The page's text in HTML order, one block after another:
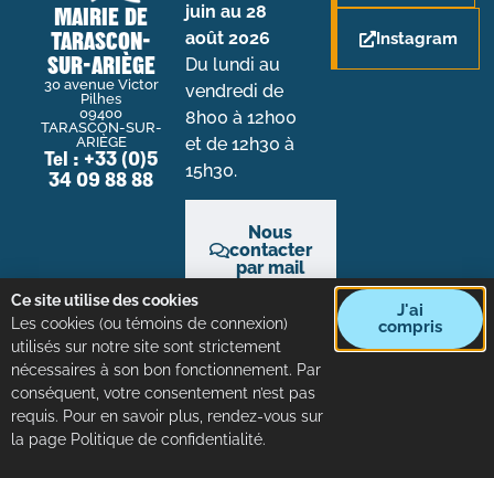
MAIRIE DE
TARASCON-
SUR-ARIÈGE
30 avenue Victor
Pilhes
09400
TARASCON-SUR-
ARIÈGE
Tel : +33 (0)5
34 09 88 88
juin au 28
août 2026
Du lundi au
vendredi de
8h00 à 12h00
et de 12h30 à
15h30.
Nous
contacter
par mail
Instagram
ACCUEIL PLAN DU SITE
MENTIONS LÉGALES
CONFIDENTIALITÉ
Réalisation et mise à jour Mairie de Tarascon-sur-Ariège
Ce site utilise des cookies
Les cookies (ou témoins de connexion)
utilisés sur notre site sont strictement
nécessaires à son bon fonctionnement. Par
conséquent, votre consentement n’est pas
requis. Pour en savoir plus, rendez-vous sur
la page Politique de confidentialité.
J'ai
compris